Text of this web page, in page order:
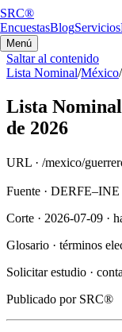
SRC®
EncuestasBlogServicios
Menú
Saltar al contenido
Lista Nominal/México/
Lista Nominal
de 2026
URL · /mexico/
Fuente · DERFE–INE
Corte · 2026-07-09 ·
Glosario · términos
Solicitar estudio ·
Publicado por SRC®